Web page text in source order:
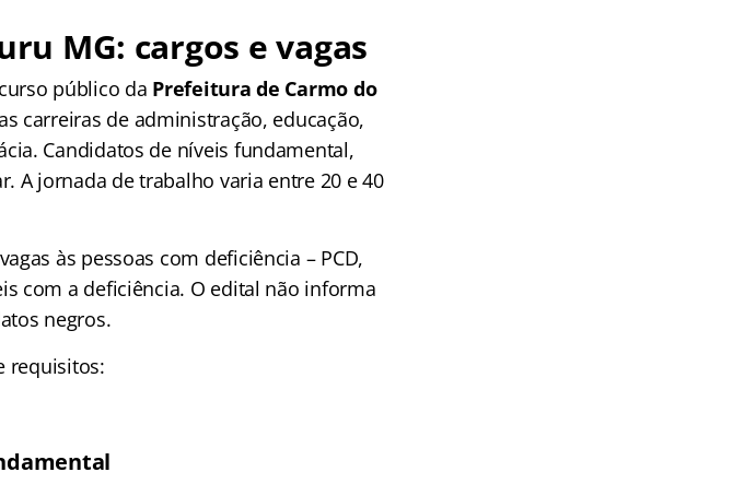
MG: cargos e vagas
público da Prefeitura de Carmo do
carreiras de administração, educação,
Candidatos de níveis fundamental,
A jornada de trabalho varia entre 20 e 40
às pessoas com deficiência – PCD,
com a deficiência. O edital não informa
negros.
requisitos: